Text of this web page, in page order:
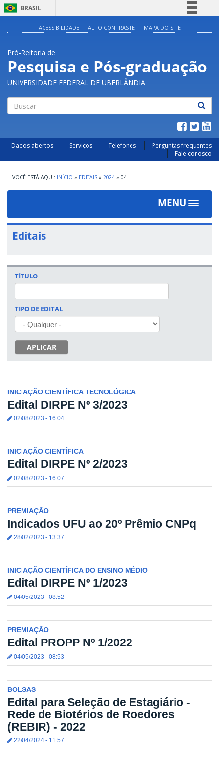
BRASIL
Acesso à informação
Legislação
Canais
ACESSIBILIDADE ALTO CONTRASTE MAPA DO SITE
Pró-Reitoria de
Pesquisa e Pós-graduação
UNIVERSIDADE FEDERAL DE UBERLÂNDIA
Dados abertos Serviços Telefones
Perguntas frequentes
Fale conosco
INÍCIO » EDITAIS » 2024 » 04
MENU
Toggle
Editais
TÍTULO
TIPO DE EDITAL
APLICAR
INICIAÇÃO CIENTÍFICA TECNOLÓGICA
Edital DIRPE Nº 3/2023
02/08/2023 - 16:04
INICIAÇÃO CIENTÍFICA
Edital DIRPE Nº 2/2023
02/08/2023 - 16:07
PREMIAÇÃO
Indicados UFU ao 20º Prêmio CNPq
28/02/2023 - 13:37
INICIAÇÃO CIENTÍFICA DO ENSINO MÉDIO
Edital DIRPE Nº 1/2023
04/05/2023 - 08:52
PREMIAÇÃO
Edital PROPP Nº 1/2022
04/05/2023 - 08:53
BOLSAS
Edital para Seleção de Estagiário -
Rede de Biotérios de Roedores
(REBIR) - 2022
22/04/2024 - 11:57